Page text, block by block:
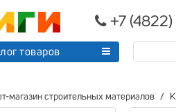
+7 (4822)
товаров
магазин строительных материалов